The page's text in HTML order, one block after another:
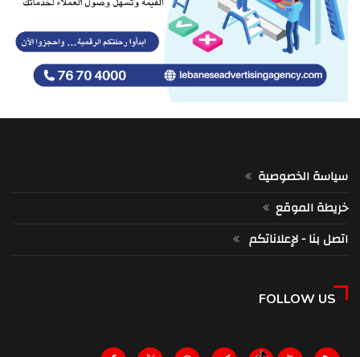
سياسة الخصوصية
خريطة الموقع
اتصل بنا - لإعلاناتكم
FOLLOW US